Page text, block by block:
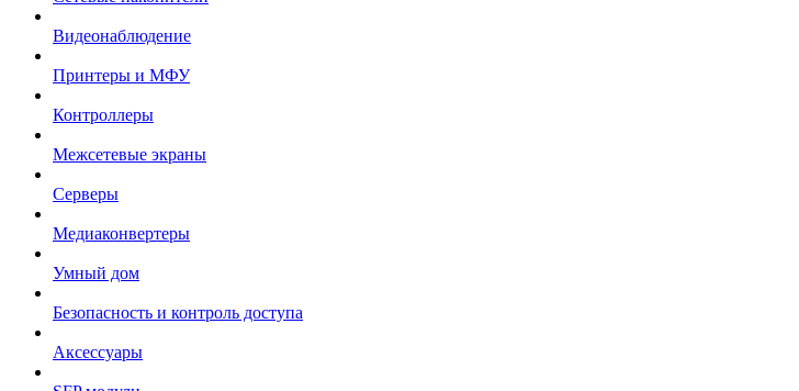
Видеонаблюдение
Принтеры и МФУ
Контроллеры
Межсетевые экраны
Серверы
Медиаконвертеры
Умный дом
Безопасность и контроль доступа
Аксессуары